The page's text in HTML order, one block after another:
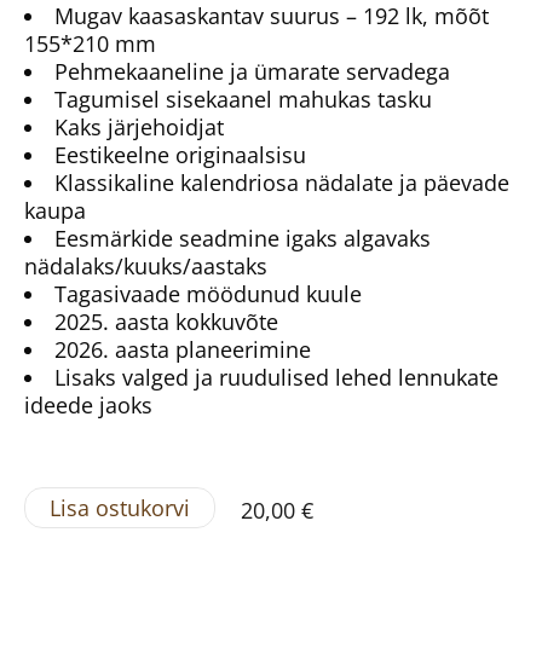
Mugav kaasaskantav suurus – 192 lk, mõõt
155*210 mm
Pehmekaaneline ja ümarate servadega
Tagumisel sisekaanel mahukas tasku
Kaks järjehoidjat
Eestikeelne originaalsisu
Klassikaline kalendriosa nädalate ja päevade
kaupa
Eesmärkide seadmine igaks algavaks
nädalaks/kuuks/aastaks
Tagasivaade möödunud kuule
2025. aasta kokkuvõte
2026. aasta planeerimine
Lisaks valged ja ruudulised lehed lennukate
ideede jaoks
Lisa ostukorvi 20,00 €